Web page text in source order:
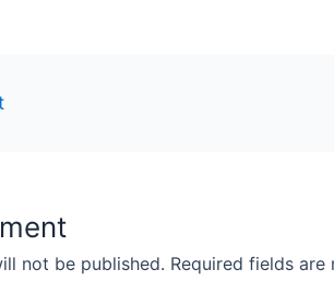
not be published. Required fields are